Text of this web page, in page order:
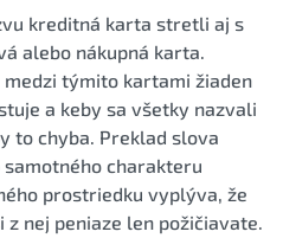
kreditná karta stretli aj s
alebo nákupná karta.
týmito kartami žiaden
a keby sa všetky nazvali
to chyba. Preklad slova
samotného charakteru
prostriedku vyplýva, že
z nej peniaze len požičiavate.